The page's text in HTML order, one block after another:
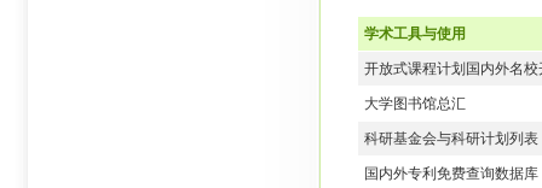
学术工具与使用
开放式课程计划国内外名
大学图书馆总汇
科研基金会与科研计划列表
国内外专利免费查询数据库